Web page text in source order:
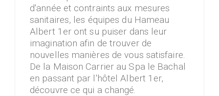
d'année et contraints aux mesures
sanitaires, les équipes du Hameau
Albert 1er ont su puiser dans leur
imagination afin de trouver de
nouvelles manières de vous satisfaire.
De la Maison Carrier au Spa le Bachal
en passant par l'hôtel Albert 1er,
découvre ce qui a changé.